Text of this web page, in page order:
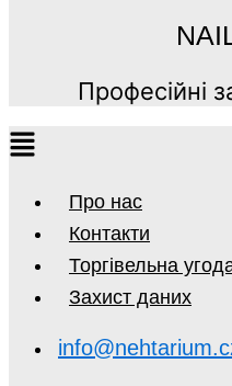
Професійні
Про нас
Контакти
Торгівельна
Захист даних